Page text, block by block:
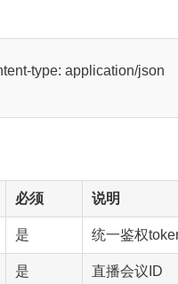
type: application/json
必须 说明
是 统一鉴权
是 直播会议ID